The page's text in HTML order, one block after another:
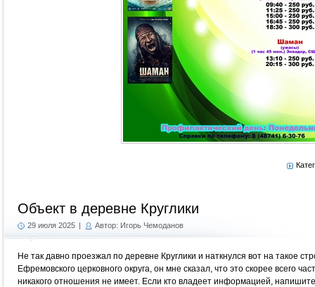
Объект в деревне Круглики
29 июля 2025 | Автор: Игорь Чемоданов
Не так давно проезжал по деревне Круглики и наткнулся вот на такое
Ефремовского церковного округа, он мне сказал, что это скорее всего
никакого отношения не имеет. Если кто владеет информацией,